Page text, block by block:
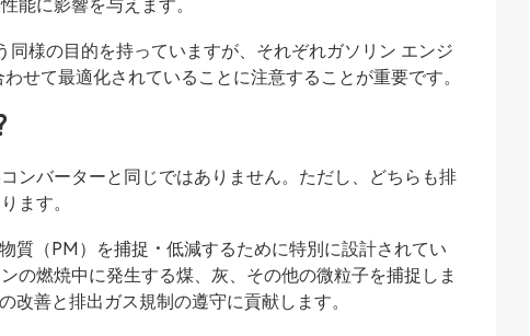
能に影響を与えます。
同様の目的を持っていますが、それぞれガソリン エンジ
せて最適化されていることに注意することが重要です。
ンバーターと同じではありません。ただし、どちらも排
ます。
質（PM）を捕捉・低減するために特別に設計されてい
の燃焼中に発生する煤、灰、その他の微粒子を捕捉しま
改善と排出ガス規制の遵守に貢献します。